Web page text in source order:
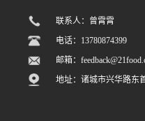
联系人：曾霄霄
电话：13780874399
邮箱：
地址：诸城市兴华路东